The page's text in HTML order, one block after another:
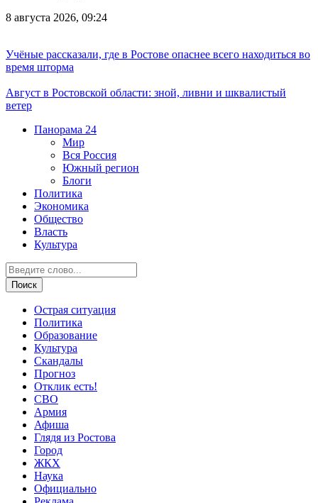
8 августа 2026, 09:24
Учёные рассказали, где в Ростове опаснее всего находиться во
время шторма
Август в Ростовской области: зной, ливни и шквалистый
ветер
Панорама 24
Мир
Вся Россия
Южный регион
Блоги
Политика
Экономика
Общество
Власть
Культура
Острая ситуация
Политика
Образование
Культура
Скандалы
Прогноз
Отклик есть!
СВО
Армия
Афиша
Глядя из Ростова
Город
ЖКХ
Наука
Официально